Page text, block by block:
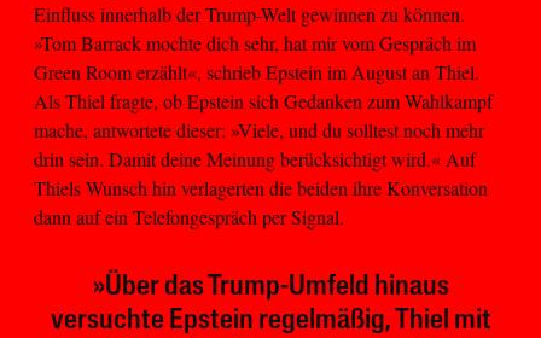
Einfluss innerhalb der Trump-Welt gewinnen zu können.
»Tom Barrack mochte dich sehr, hat mir vom Gespräch im
Green Room erzählt«, schrieb Epstein im August an Thiel.
Als Thiel fragte, ob Epstein sich Gedanken zum Wahlkampf
mache, antwortete dieser: »Viele, und du solltest noch mehr
drin sein. Damit deine Meinung berücksichtigt wird.« Auf
Thiels Wunsch hin verlagerten die beiden ihre Konversation
dann auf ein Telefongespräch per Signal.
»Über das Trump-Umfeld hinaus
versuchte Epstein regelmäßig, Thiel mit